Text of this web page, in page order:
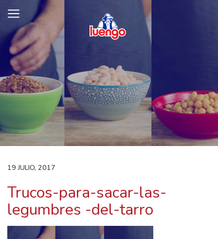
content
19 JULIO, 2017
Trucos-para-sacar-las-
legumbres -del-tarro